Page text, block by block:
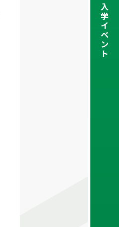
入
学
イ
ベ
ン
ト